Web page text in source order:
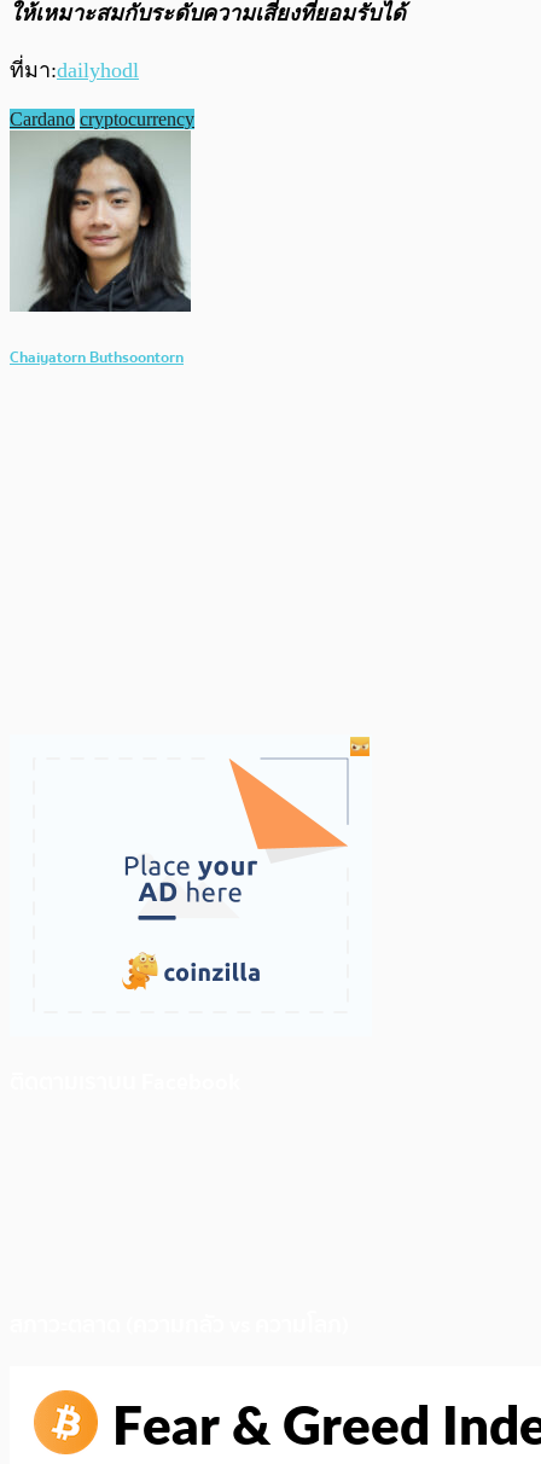
ให้เหมาะสมกับระดับความเสี่ยงที่ยอมรับได้
ที่มา:dailyhodl
Cardano cryptocurrency
Chaiyatorn Buthsoontorn